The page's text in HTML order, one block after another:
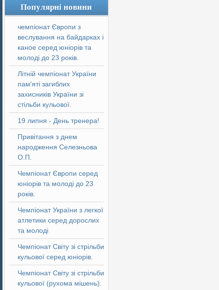
Популярні новини
чемпіонат Європи з
веслування на байдарках і
каное серед юніорів та
молоді до 23 років.
Літній чемпіонат України
пам'яті загиблих
захисників України зі
стільби кульової.
19 липня - День тренера!
Привітання з днем
народження Селезньова
О.П.
Чемпіонат Європи серед
юніорів та молоді до 23
років.
Чемпіонат України з легкої
атлетики серед дорослих
та молоді
Чемпіонат Світу зі стрільби
кульової серед юніорів.
Чемпіонат Світу зі стрільби
кульової (рухома мішень).